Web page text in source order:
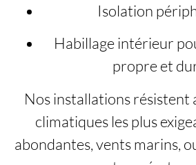
Isolation
Habillage intérieur
propre et
Nos installations résistent
climatiques les plus
abondantes, vents marins,